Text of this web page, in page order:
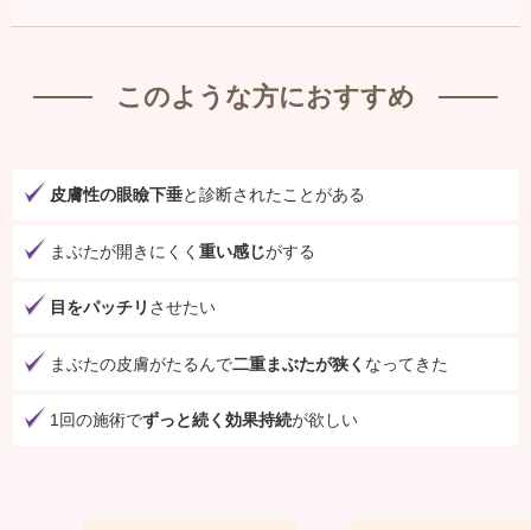
このような方におすすめ
皮膚性の眼瞼下垂と診断されたことがある
まぶたが開きにくく 重い感じがする
目をパッチリ させたい
まぶたの皮膚がたるんで二重まぶたが狭く なってきた
1回の施術でずっと続く効果持続が欲しい